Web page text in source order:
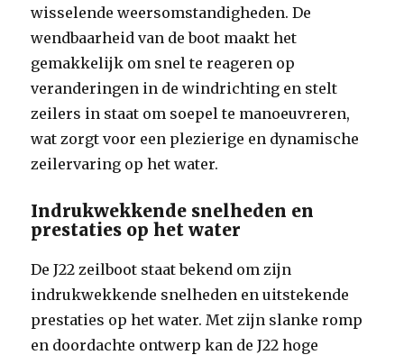
wisselende weersomstandigheden. De
wendbaarheid van de boot maakt het
gemakkelijk om snel te reageren op
veranderingen in de windrichting en stelt
zeilers in staat om soepel te manoeuvreren,
wat zorgt voor een plezierige en dynamische
zeilervaring op het water.
Indrukwekkende snelheden en
prestaties op het water
De J22 zeilboot staat bekend om zijn
indrukwekkende snelheden en uitstekende
prestaties op het water. Met zijn slanke romp
en doordachte ontwerp kan de J22 hoge